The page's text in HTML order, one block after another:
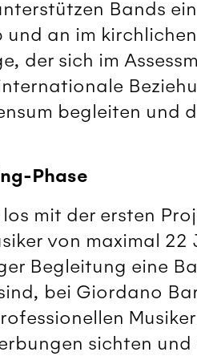
Bands
und an im
der sich im
begleiten und
Phase
mit der ersten
von maximal
Begleitung eine
bei Giordano
sichten